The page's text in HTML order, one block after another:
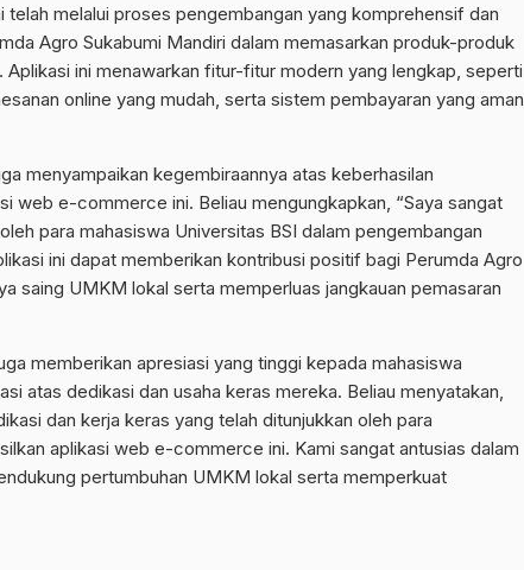
melalui proses pengembangan yang komprehensif dan
Agro Sukabumi Mandiri dalam memasarkan produk-produk
ini menawarkan fitur-fitur modern yang lengkap, seperti
online yang mudah, serta sistem pembayaran yang aman
menyampaikan kegembiraannya atas keberhasilan
web e-commerce ini. Beliau mengungkapkan, “Saya sangat
para mahasiswa Universitas BSI dalam pengembangan
ini dapat memberikan kontribusi positif bagi Perumda Agro
saing UMKM lokal serta memperluas jangkauan pemasaran
memberikan apresiasi yang tinggi kepada mahasiswa
atas dedikasi dan usaha keras mereka. Beliau menyatakan,
dan kerja keras yang telah ditunjukkan oleh para
aplikasi web e-commerce ini. Kami sangat antusias dalam
pertumbuhan UMKM lokal serta memperkuat